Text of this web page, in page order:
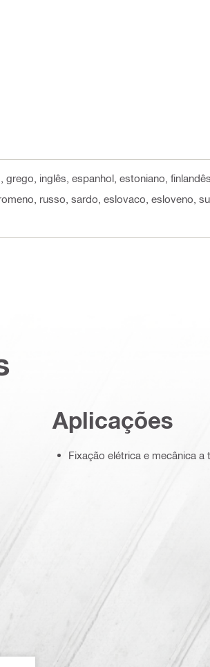
grego, inglês, espanhol, estoniano,
russo, sardo, eslovaco, esloveno,
Aplicações
Fixação elétrica e mecânica a